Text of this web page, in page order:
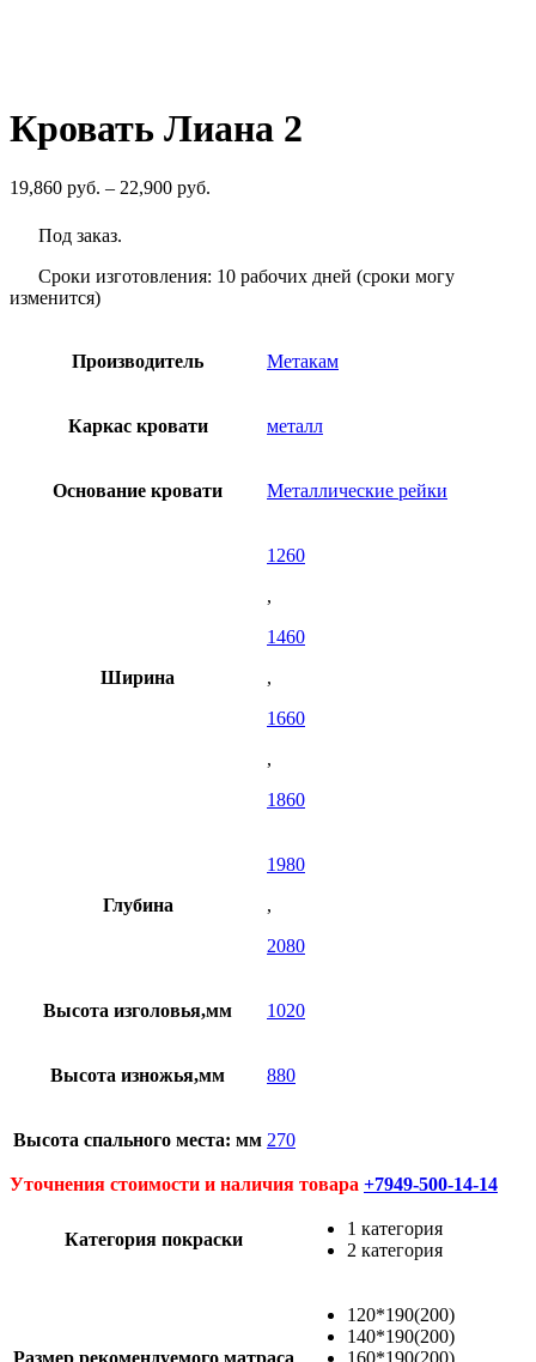
Кровать Лиана 2
19,860 руб. – 22,900 руб.
–
Под заказ.
Сроки изготовления: 10 рабочих дней (сроки могу
изменится)
Производитель Метакам
Каркас кровати металл
Основание кровати Металлические рейки
Ширина
1260
,
1460
,
1660
,
1860
Глубина
1980
,
2080
Высота изголовья,мм 1020
Высота изножья,мм 880
Высота спального места: мм 270
Уточнения стоимости и наличия товара +7949-500-14-14
Категория покраски
1 категория
2 категория
Размер рекомендуемого матраса
120*190(200)
140*190(200)
160*190(200)